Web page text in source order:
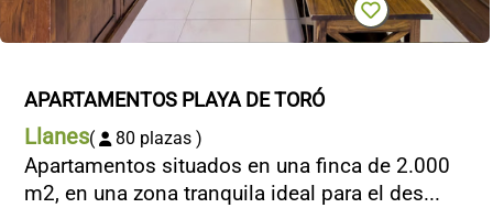
APARTAMENTOS PLAYA DE TORÓ
Llanes( 80 plazas )
Apartamentos situados en una finca de 2.000
m2, en una zona tranquila ideal para el des...